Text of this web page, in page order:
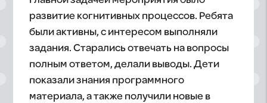
развитие когнитивных процессов. Ребята
были активны, с интересом выполняли
задания. Старались отвечать на вопросы
полным ответом, делали выводы. Дети
показали знания программного
материала, а также получили новые в